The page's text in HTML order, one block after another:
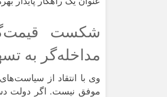
شکست
مداخله‌گر به
موفق نیست. اگر دولت